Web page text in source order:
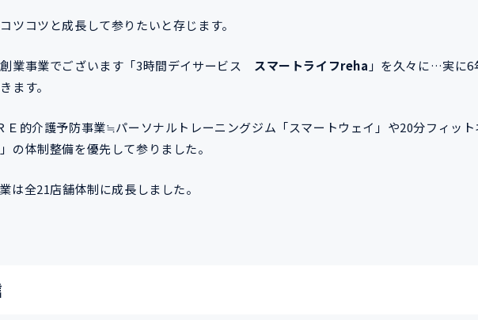
ツコツと成長して参りたいと存じます。
業事業でございます「3時間デイサービス スマートライフreha 」を久々に…実に6
ます。
Ｅ的介護予防事業≒パーソナルトレーニングジム「スマートウェイ」や20分フィッ
の体制整備を優先して参りました。
は全21店舗体制に成長しました。